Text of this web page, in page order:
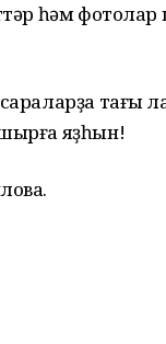
һәм
тағы ла
яҙһын!